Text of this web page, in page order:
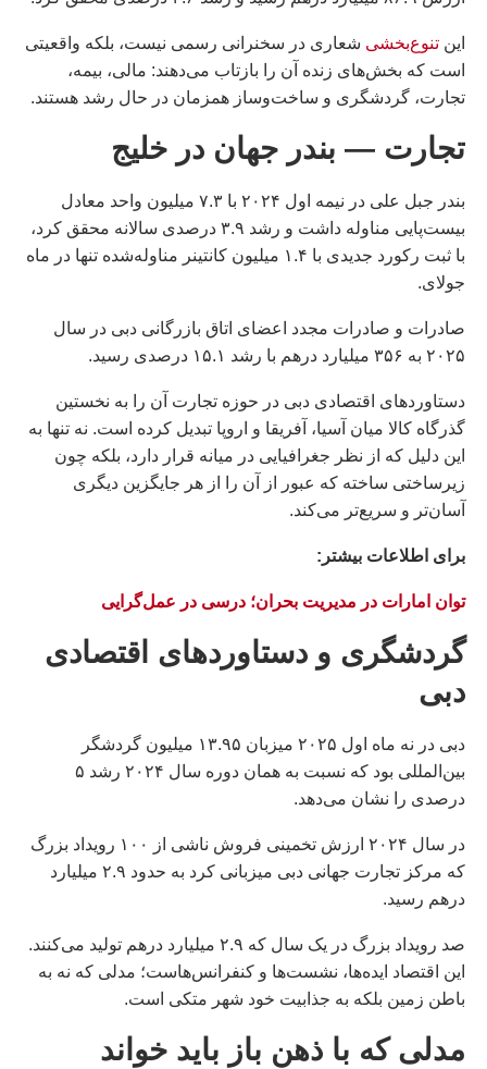
این تنوع‌بخشی شعاری در سخنرانی رسمی نیست، بلکه واقعیتی
است که بخش‌های زنده آن را بازتاب می‌دهند: مالی، بیمه،
تجارت، گردشگری و ساخت‌وساز همزمان در حال رشد هستند.
تجارت — بندر جهان در خلیج
بندر جبل علی در نیمه اول ۲۰۲۴ با ۷.۳ میلیون واحد معادل
بیست‌پایی مناوله داشت و رشد ۳.۹ درصدی سالانه محقق کرد،
با ثبت رکورد جدیدی با ۱.۴ میلیون کانتینر مناوله‌شده تنها در ماه
جولای.
صادرات و صادرات مجدد اعضای اتاق بازرگانی دبی در سال
۲۰۲۵ به ۳۵۶ میلیارد درهم با رشد ۱۵.۱ درصدی رسید.
دستاوردهای اقتصادی دبی در حوزه تجارت آن را به نخستین
گذرگاه کالا میان آسیا، آفریقا و اروپا تبدیل کرده است. نه تنها به
این دلیل که از نظر جغرافیایی در میانه قرار دارد، بلکه چون
زیرساختی ساخته که عبور از آن را از هر جایگزین دیگری
آسان‌تر و سریع‌تر می‌کند.
براى اطلاعات بيشتر:
توان امارات در مدیریت بحران؛ درسی در عمل‌گرایی
گردشگری و دستاوردهای اقتصادی
دبى
دبی در نه ماه اول ۲۰۲۵ میزبان ۱۳.۹۵ میلیون گردشگر
بین‌المللی بود که نسبت به همان دوره سال ۲۰۲۴ رشد ۵
درصدی را نشان می‌دهد.
در سال ۲۰۲۴ ارزش تخمینی فروش ناشی از ۱۰۰ رویداد بزرگ
که مرکز تجارت جهانی دبی میزبانی کرد به حدود ۲.۹ میلیارد
درهم رسید.
صد رویداد بزرگ در یک سال که ۲.۹ میلیارد درهم تولید می‌کنند.
این اقتصاد ایده‌ها، نشست‌ها و کنفرانس‌هاست؛ مدلی که نه به
باطن زمین بلکه به جذابیت خود شهر متکی است.
مدلی که با ذهن باز باید خواند